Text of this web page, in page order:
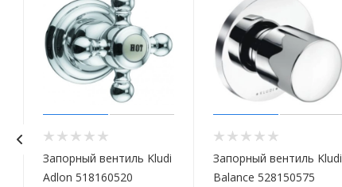
Запорный вентиль Kludi
Adlon 518160520
Запорный вентиль Kludi
Balance 528150575